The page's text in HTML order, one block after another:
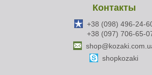
Контакты
+38 (098) 496-24-
+38 (097) 706-65-
shopkozaki